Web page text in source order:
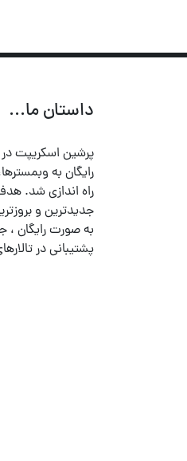
داستان ما...
رایگان به
راه اندازی شد.
جدیدترین و
به صورت رایگان
پشتیبانی در